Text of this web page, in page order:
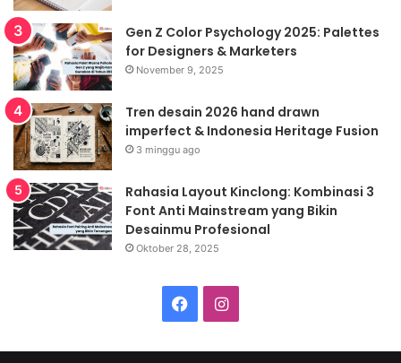
Gen Z Color Psychology 2025: Palettes
for Designers & Marketers
November 9, 2025
Tren desain 2026 hand drawn
imperfect & Indonesia Heritage Fusion
3 minggu ago
Rahasia Layout Kinclong: Kombinasi 3
Font Anti Mainstream yang Bikin
Desainmu Profesional
Oktober 28, 2025
FacebookInstagram